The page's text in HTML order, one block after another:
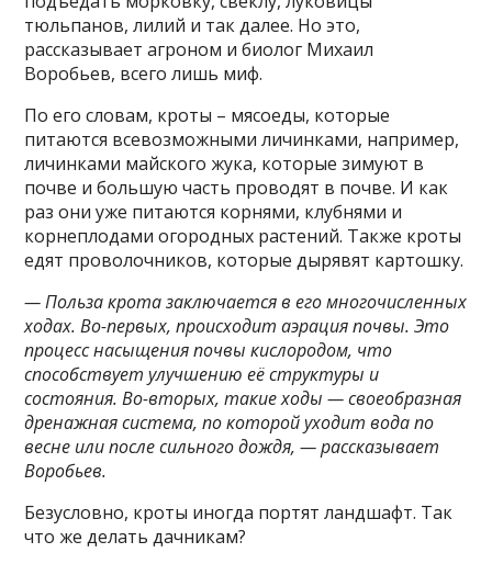
тюльпанов, лилий и так далее. Но это,
рассказывает агроном и биолог Михаил
Воробьев, всего лишь миф.
По его словам, кроты – мясоеды, которые
питаются всевозможными личинками, например,
личинками майского жука, которые зимуют в
почве и большую часть проводят в почве. И как
раз они уже питаются корнями, клубнями и
корнеплодами огородных растений. Также кроты
едят проволочников, которые дырявят картошку.
— Польза крота заключается в его многочисленных
ходах. Во-первых, происходит аэрация почвы. Это
процесс насыщения почвы кислородом, что
способствует улучшению её структуры и
состояния. Во-вторых, такие ходы — своеобразная
дренажная система, по которой уходит вода по
весне или после сильного дождя, — рассказывает
Воробьев.
Безусловно, кроты иногда портят ландшафт. Так
что же делать дачникам?